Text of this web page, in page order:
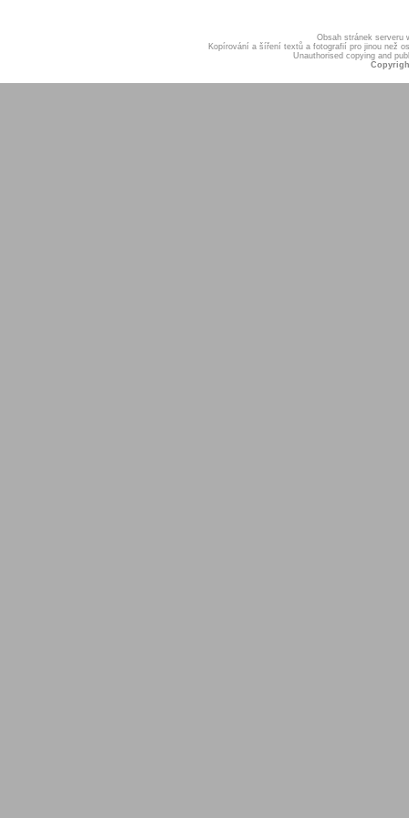
Obsah stránek serveru
Kopírování a šíření textů a fotografií pro jinou než
Unauthorised copying and